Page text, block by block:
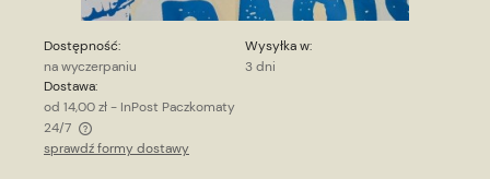
Dostępność:
na wyczerpaniu
Wysyłka w:
3 dni
Dostawa:
od 14,00 zł- InPost Paczkomaty
24/7
Cena nie zawiera ewentualnych kosztów płatności
sprawdź formy dostawy